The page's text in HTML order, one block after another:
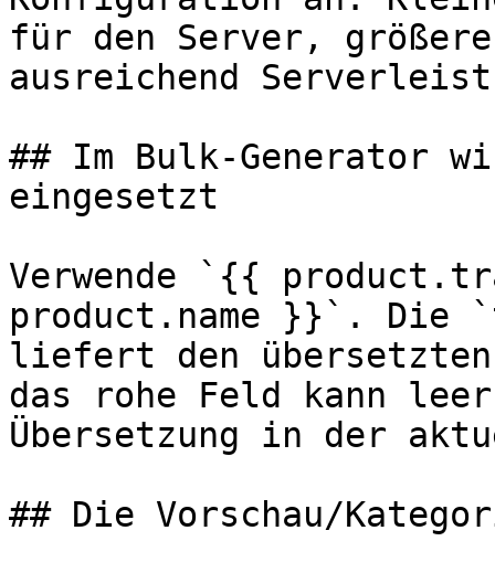
für den Server,
ausreichend
## Im Bulk-Generator
eingesetzt
Verwende `{{
product.name }}`. Die
liefert den
das rohe Feld kann
Übersetzung in der
## Die Vorschau/